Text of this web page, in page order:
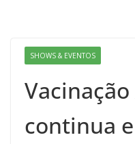
SHOWS & EVENTOS
continua